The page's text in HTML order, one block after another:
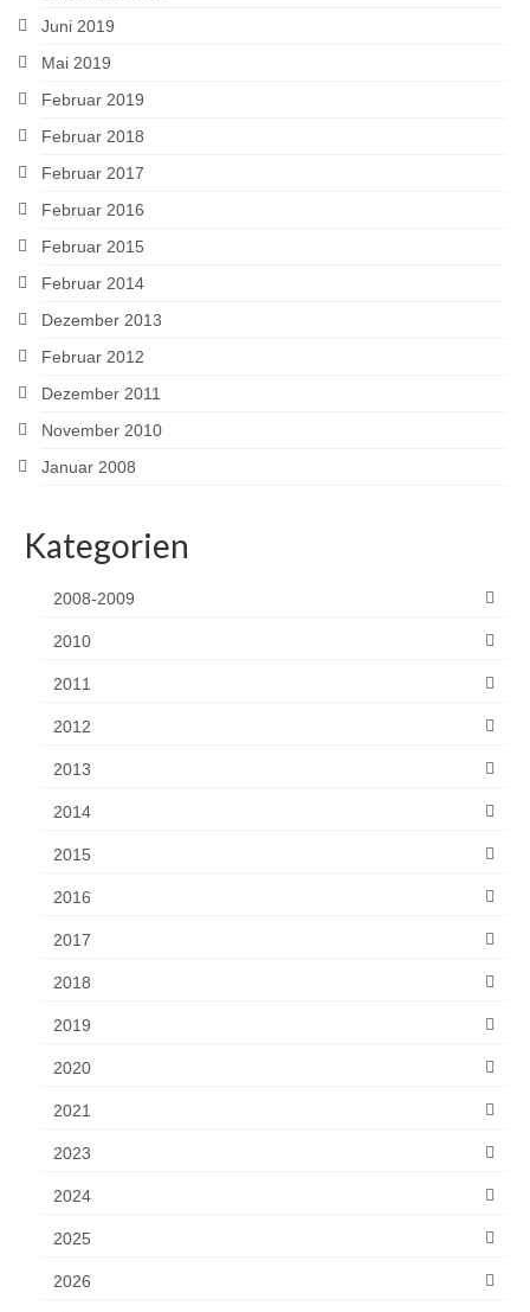
Juni 2019
Mai 2019
Februar 2019
Februar 2018
Februar 2017
Februar 2016
Februar 2015
Februar 2014
Dezember 2013
Februar 2012
Dezember 2011
November 2010
Januar 2008
Kategorien
2008-2009
2010
2011
2012
2013
2014
2015
2016
2017
2018
2019
2020
2021
2023
2024
2025
2026